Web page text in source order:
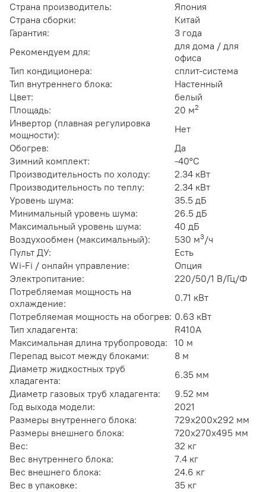
Страна производитель:
Япония
Страна сборки:
Китай
Гарантия:
3 года
Рекомендуем для:
для дома / для
офиса
Тип кондиционера:
сплит-система
Тип внутреннего блока:
Настенный
Цвет:
белый
Площадь:
20 м2
Инвертор (плавная регулировка
мощности):
Нет
Обогрев:
Да
Зимний комплект:
-40°C
Производительность по холоду:
2.34 кВт
Производительность по теплу:
2.34 кВт
Уровень шума:
35.5 дБ
Минимальный уровень шума:
26.5 дБ
Максимальный уровень шума:
40 дБ
Воздухообмен (максимальный):
530 м3/ч
Пульт ДУ:
Есть
Wi-Fi / онлайн управление:
Опция
Электропитание:
220/50/1 В/Гц/Ф
Потребляемая мощность на
охлаждение:
0.71 кВт
Потребляемая мощность на обогрев: 0.63 кВт
Тип хладагента:
R410A
Максимальная длина трубопровода:
10 м
Перепад высот между блоками:
8 м
Диаметр жидкостных труб
хладагента:
6.35 мм
Диаметр газовых труб хладагента:
9.52 мм
Год выхода модели:
2021
Размеры внутреннего блока:
729x200x292 мм
Размеры внешнего блока:
720x270x495 мм
Вес:
32 кг
Вес внутреннего блока:
7.4 кг
Вес внешнего блока:
24.6 кг
Вес в упаковке:
35 кг